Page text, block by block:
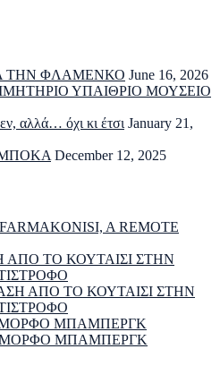
ΤΗΝ ΦΛΑΜΕΝΚΟ June 16, 2026
ΥΠΑΙΘΡΙΟ ΜΟΥΣΕΙΟ
αλλά… όχι κι έτσι January 21,
December 12, 2025
FARMAKONISI, A REMOTE
ΤΟ ΚΟΥΤΑΙΣΙ ΣΤΗΝ
ΑΠΟ ΤΟ ΚΟΥΤΑΙΣΙ ΣΤΗΝ
ΜΠΑΜΠΕΡΓΚ
ΜΠΑΜΠΕΡΓΚ